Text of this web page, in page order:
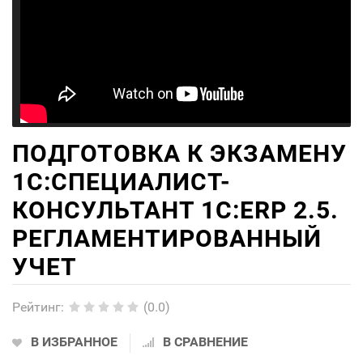
ПОДГОТОВКА К ЭКЗАМЕНУ
1С:СПЕЦИАЛИСТ-
КОНСУЛЬТАНТ 1С:ERP 2.5.
РЕГЛАМЕНТИРОВАННЫЙ
УЧЕТ
Рейтинг: (0.0)
В ИЗБРАННОЕ В СРАВНЕНИЕ